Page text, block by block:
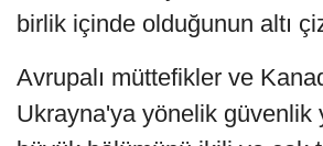
birlik içinde olduğunun altı
Avrupalı müttefikler ve
Ukrayna'ya yönelik güvenlik